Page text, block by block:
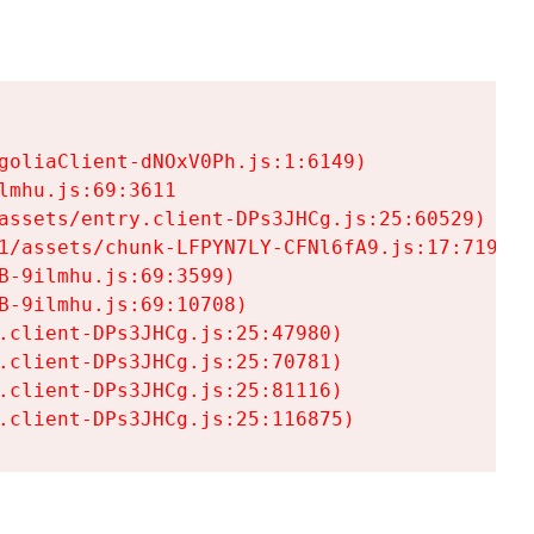
dNOxV0Ph.js:1:6149)
entry.client-DPs3JHCg.js:25:60529)
chunk-LFPYN7LY-CFNl6fA9.js:17:7197)
9ilmhu.js:69:3599)
9ilmhu.js:69:10708)
DPs3JHCg.js:25:47980)
DPs3JHCg.js:25:70781)
DPs3JHCg.js:25:81116)
DPs3JHCg.js:25:116875)